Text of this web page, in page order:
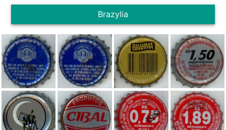
Brazylia